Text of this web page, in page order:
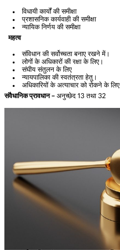
विधायी कार्यों की समीक्षा
प्रशासनिक कार्यवाही की समीक्षा
न्यायिक निर्णय की समीक्षा
महत्व
संविधान की सर्वोच्चता बनाए रखने में।
लोगों के अधिकारों की रक्षा के लिए।
संघीय संतुलन के लिए
न्यायपालिका की स्वतंत्रता हेतु।
अधिकारियों के अत्याचार को रोकने के
संवैधानिक प्रावधान – अनुच्छेद 13 तथा 32